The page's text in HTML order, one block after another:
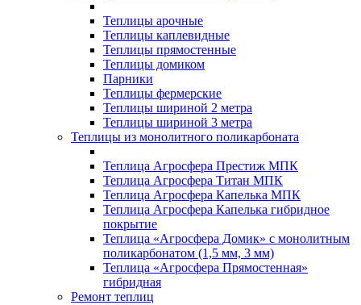
Теплицы арочные
Теплицы каплевидные
Теплицы прямостенные
Теплицы домиком
Парники
Теплицы фермерские
Теплицы шириной 2 метра
Теплицы шириной 3 метра
Теплицы из монолитного поликарбоната
Теплица Агросфера Престиж МПК
Теплица Агросфера Титан МПК
Теплица Агросфера Капелька МПК
Теплица Агросфера Капелька гибридное
покрытие
Теплица «Агросфера Домик» с монолитным
поликарбонатом (1,5 мм, 3 мм)
Теплица «Агросфера Прямостенная»
гибридная
Ремонт теплиц